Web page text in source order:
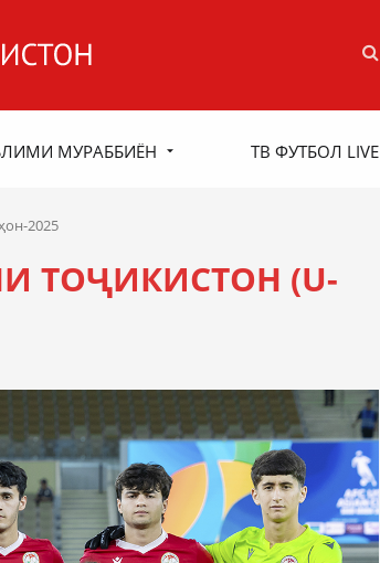
МУРАББИЁН ТВ ФУТБОЛ LIVE
2025
ТОҶИКИСТОН (U-